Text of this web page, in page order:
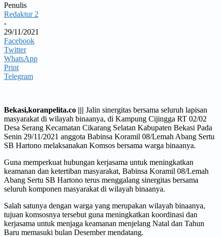
Penulis
Redaktur 2
-
29/11/2021
Facebook
Twitter
WhatsApp
Print
Telegram
Bekasi,koranpelita.co ||| Jalin sinergitas bersama seluruh lapisan
masyarakat di wilayah binaanya, di Kampung Cijingga RT 02/02
Desa Serang Kecamatan Cikarang Selatan Kabupaten Bekasi Pada
Senin 29/11/2021 anggota Babinsa Koramil 08/Lemah Abang Sertu
SB Hartono melaksanakan Komsos bersama warga binaanya.
Guna memperkuat hubungan kerjasama untuk meningkatkan
keamanan dan ketertiban masyarakat, Babinsa Koramil 08/Lemah
Abang Sertu SB Hartono terus menggalang sinergitas bersama
seluruh komponen masyarakat di wilayah binaanya.
Salah satunya dengan warga yang merupakan wilayah binaanya,
tujuan komsosnya tersebut guna meningkatkan koordinasi dan
kerjasama untuk menjaga keamanan menjelang Natal dan Tahun
Baru memasuki bulan Desember mendatang.